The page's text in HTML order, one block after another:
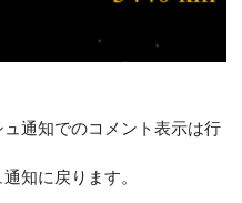
通知でのコメント表示は行
知に戻ります。